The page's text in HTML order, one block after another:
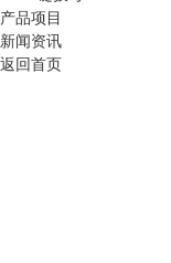
产品项目
新闻资讯
返回首页